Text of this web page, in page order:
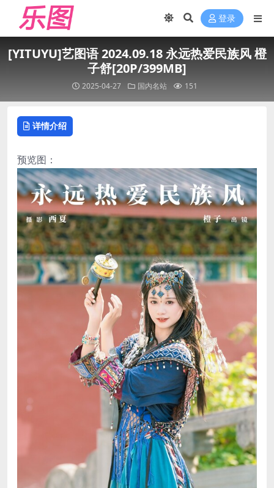
登录
[YITUYU]艺图语 2024.09.18 永远热爱民族风 橙
子舒[20P/399MB]
2025-04-27 国内名站 151
详情介绍
预览图：